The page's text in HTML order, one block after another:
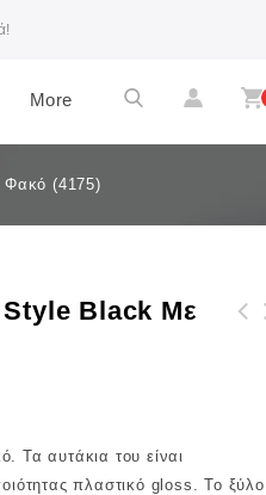
More
Φακό (4175)
Style Black Με
Τα αυτάκια του είναι
πλαστικό gloss. Το ξύλο